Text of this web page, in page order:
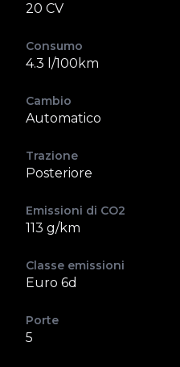
20 CV
Consumo
4.3 l/100km
Cambio
Automatico
Trazione
Posteriore
Emissioni di CO2
113 g/km
Classe emissioni
Euro 6d
Porte
5